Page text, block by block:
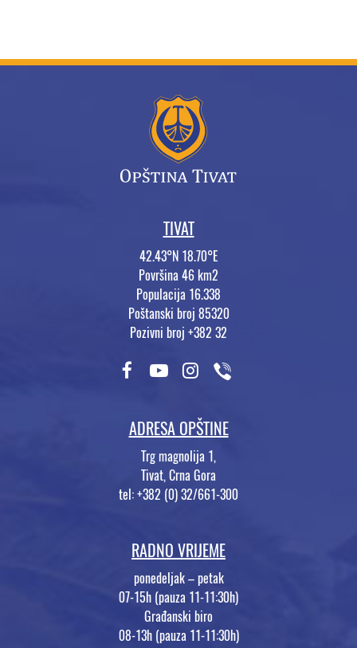
TIVAT
42.43°N 18.70°E
Površina 46 km2
Populacija 16.338
Poštanski broj 85320
Pozivni broj +382 32
ADRESA OPŠTINE
Trg magnolija 1,
Tivat, Crna Gora
tel: +382 (0) 32/661-300
RADNO VRIJEME
ponedeljak – petak
07-15h (pauza 11-11:30h)
Građanski biro
08-13h (pauza 11-11:30h)